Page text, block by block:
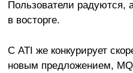
Пользователи радуются,
в восторге.
С ATI же конкурирует
новым предложением,